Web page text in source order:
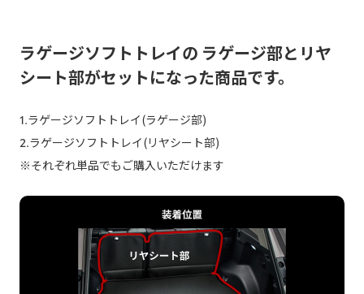
ラゲージソフトトレイの ラゲージ部とリヤ
シート部がセットになった商品です。
1.ラゲージソフトトレイ(ラゲージ部)
2.ラゲージソフトトレイ(リヤシート部)
※それぞれ単品でもご購入いただけます